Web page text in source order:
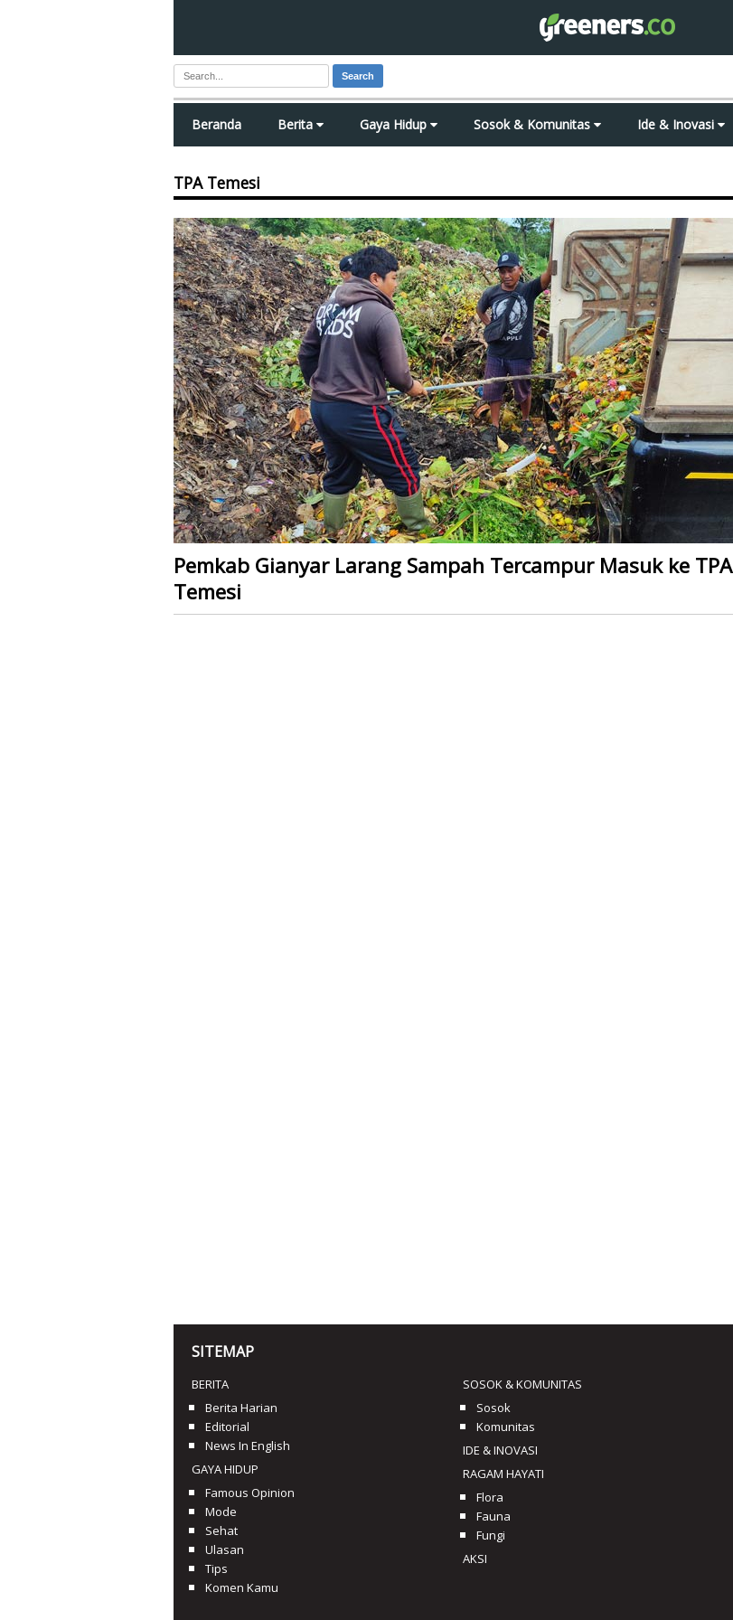
Search
Beranda Berita Gaya Hidup Sosok & Komunitas Ide & Inovasi
TPA Temesi
Pemkab Gianyar Larang Sampah Tercampur Masuk ke TPA
Temesi
SITEMAP
BERITA
Berita Harian
Editorial
News In English
GAYA HIDUP
Famous Opinion
Mode
Sehat
Ulasan
Tips
Komen Kamu
SOSOK & KOMUNITAS
Sosok
Komunitas
IDE & INOVASI
RAGAM HAYATI
Flora
Fauna
Fungi
AKSI